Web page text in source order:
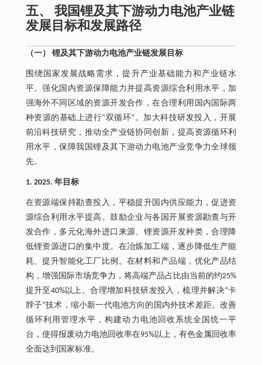
五、 我国锂及其下游动力电池产业链
发展目标和发展路径
（一） 锂及其下游动力电池产业链发展目标
围绕国家发展战略需求，提升产业基础能力和产业链水
平。强化国内资源保障能力并提高资源综合利用水平，加
强海外不同区域的资源开发合作，在合理利用国内国际两
种资源的基础上进行“双循环”。加大科技研发投入，开展
前沿科技研究，推动全产业链协同创新，提高资源循环利
用水平，保障我国锂及其下游动力电池产业竞争力全球领
先。
1. 2025. 年目标
在资源端保持勘查投入，平稳提升国内供应能力，促进资
源综合利用水平提高。鼓励企业与各国开展资源勘查与开
发合作，多元化海外进口来源、锂资源开发种类，合理降
低锂资源进口的集中度。在冶炼加工端，逐步降低生产能
耗、提升智能化工厂比例。在材料和产品端，优化产品结
构，增强国际市场竞争力，将高端产品占比由当前的约25%
提升至40%以上。合理增加科技研发投入，梳理并解决“卡
脖子”技术，缩小新一代电池方向的国内外技术差距。改善
循环利用管理水平，构建动力电池回收系统全国统一平
台，使得报废动力电池回收率在95%以上，有色金属回收率
全面达到国家标准。